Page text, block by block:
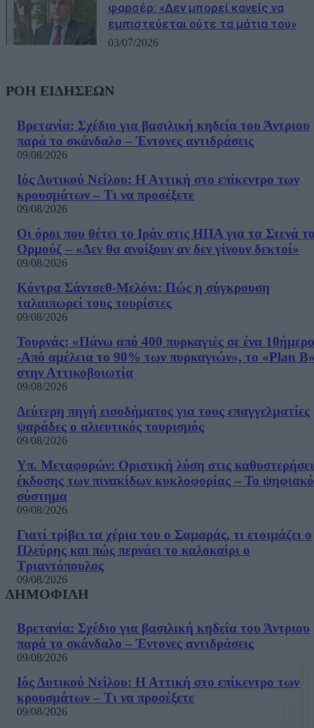
φαρσέρ: «Δεν μπορεί κανείς να
εμπιστεύεται ούτε τα μάτια του»
03/07/2026
ΡΟΗ ΕΙΔΗΣΕΩΝ
Βρετανία: Σχέδιο για βασιλική κηδεία του Άντριου
παρά το σκάνδαλο – Έντονες αντιδράσεις
09/08/2026
Ιός Δυτικού Νείλου: Η Αττική στο επίκεντρο των
κρουσμάτων – Τι να προσέξετε
09/08/2026
Οι όροι που θέτει το Ιράν στις ΗΠΑ για τα Στενά
Ορμούζ – «Δεν θα ανοίξουν αν δεν γίνουν δεκτοί»
09/08/2026
Κόντρα Σάντσεθ-Μελόνι: Πώς η σύγκρουση
ταλαιπωρεί τους τουρίστες
09/08/2026
Τουρνάς: «Πάνω από 400 πυρκαγιές σε ένα 10ήμερο
-Από αμέλεια το 90% των πυρκαγιών», το «Plan
στην Αττικοβοιωτία
09/08/2026
Δεύτερη πηγή εισοδήματος για τους επαγγελματίες
ψαράδες ο αλιευτικός τουρισμός
09/08/2026
Υπ. Μεταφορών: Οριστική λύση στις
έκδοσης των πινακίδων κυκλοφορίας – Το ψηφιακό
σύστημα
09/08/2026
Γιατί τρίβει τα χέρια του ο Σαμαράς, τι ετοιμάζει ο
Πλεύρης και πώς περνάει το καλοκαίρι ο
Τριαντόπουλος
09/08/2026
ΔΗΜΟΦΙΛΗ
Βρετανία: Σχέδιο για βασιλική κηδεία του Άντριου
παρά το σκάνδαλο – Έντονες αντιδράσεις
09/08/2026
Ιός Δυτικού Νείλου: Η Αττική στο επίκεντρο των
κρουσμάτων – Τι να προσέξετε
09/08/2026